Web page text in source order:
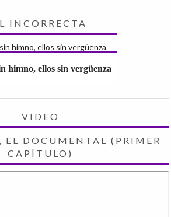
INCORRECTA
himno, ellos sin vergüenza
VIDEO
EL DOCUMENTAL (PRIMER
CAPÍTULO)